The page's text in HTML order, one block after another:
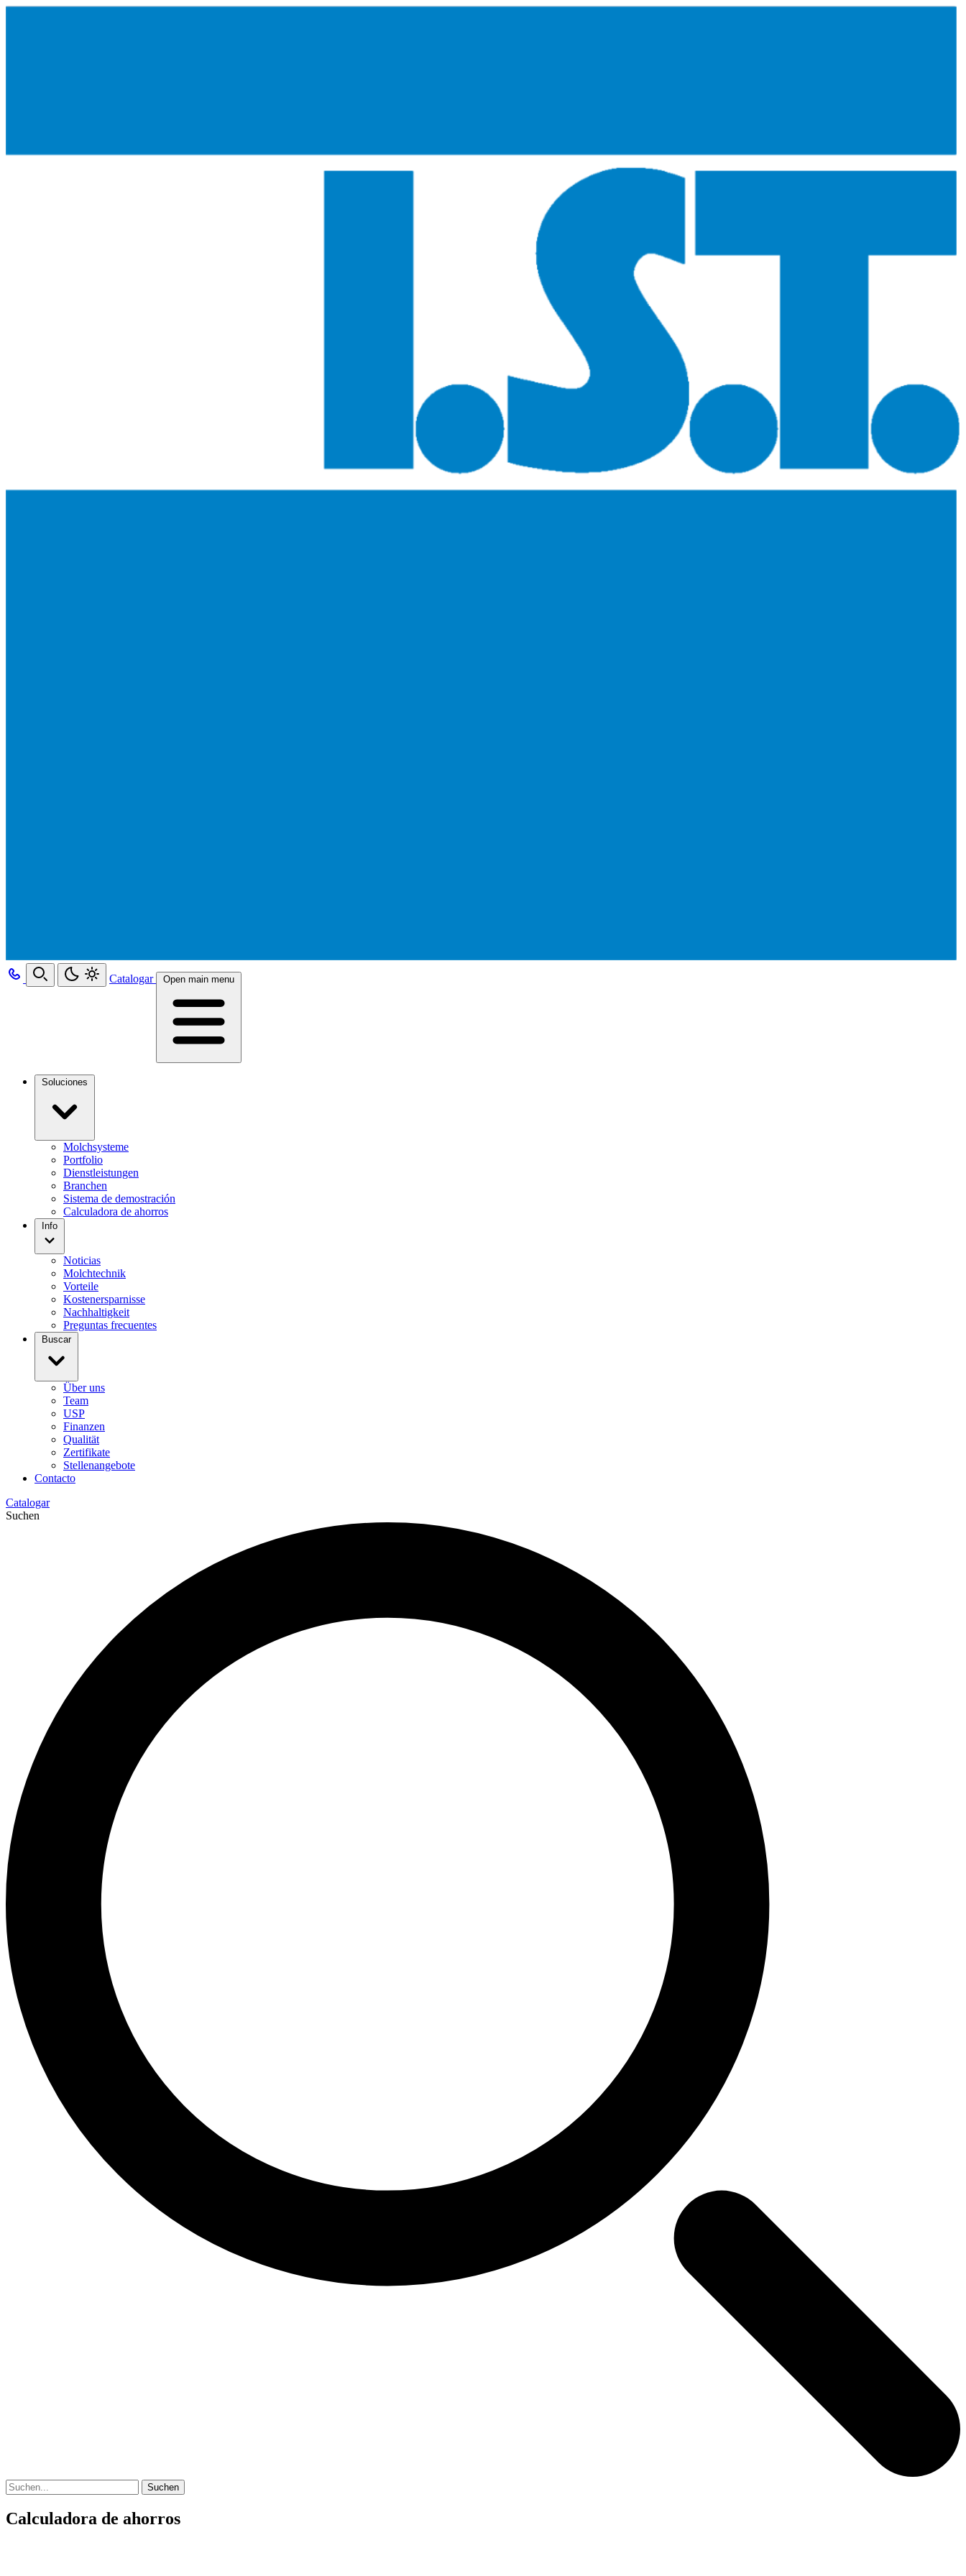
Catalogar Open main menu
Soluciones
Molchsysteme
Portfolio
Dienstleistungen
Branchen
Sistema de demostración
Calculadora de ahorros
Info
Noticias
Molchtechnik
Vorteile
Kostenersparnisse
Nachhaltigkeit
Preguntas frecuentes
Buscar
Über uns
Team
USP
Finanzen
Qualität
Zertifikate
Stellenangebote
Contacto
Catalogar
Suchen
Suchen
Calculadora de ahorros